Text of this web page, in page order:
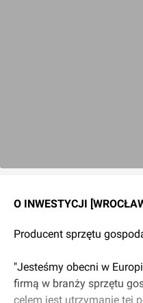
O INWESTYCJI
Producent sprzętu
"Jesteśmy obecni w
firmą w branży sprzętu
celem jest utrzymanie tej